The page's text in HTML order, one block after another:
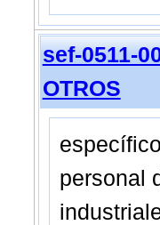
sef-0511-
OTROS
personal